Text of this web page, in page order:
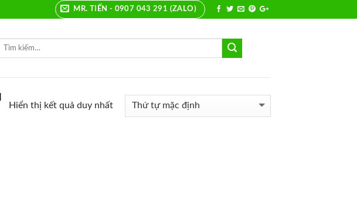
MR. TIẾN - 0907 043 291 (ZALO)
Hiển thị kết quả duy nhất